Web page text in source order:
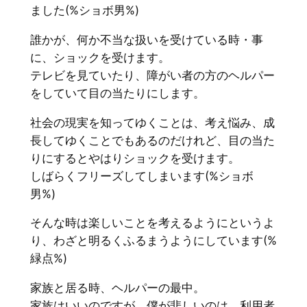
ました(%ショボ男%)
誰かが、何か不当な扱いを受けている時・事
に、ショックを受けます。
テレビを見ていたり、障がい者の方のヘルパー
をしていて目の当たりにします。
社会の現実を知ってゆくことは、考え悩み、成
長してゆくことでもあるのだけれど、目の当た
りにするとやはりショックを受けます。
しばらくフリーズしてしまいます(%ショボ
男%)
そんな時は楽しいことを考えるようにというよ
り、わざと明るくふるまうようにしています(%
緑点%)
家族と居る時、ヘルパーの最中。